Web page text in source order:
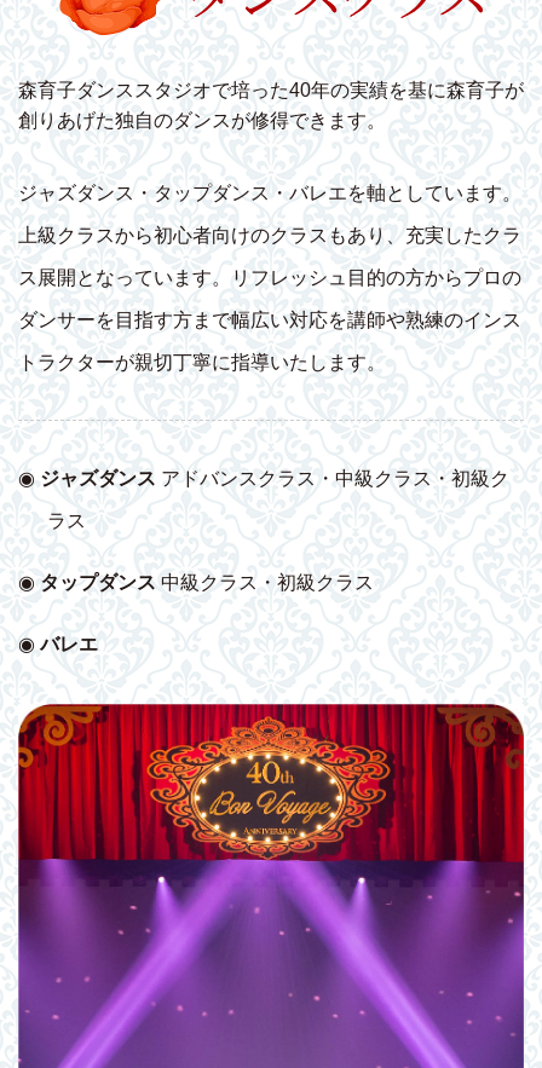
森育子ダンススタジオで培った40年の実績を基に森育子が
創りあげた独自のダンスが修得できます。
ジャズダンス・タップダンス・バレエを軸としています。
上級クラスから初心者向けのクラスもあり、充実したクラ
ス展開となっています。リフレッシュ目的の方からプロの
ダンサーを目指す方まで幅広い対応を講師や熟練のインス
トラクターが親切丁寧に指導いたします。
◉ジャズダンス アドバンスクラス・中級クラス・初級ク
ラス
◉タップダンス 中級クラス・初級クラス
◉バレエ